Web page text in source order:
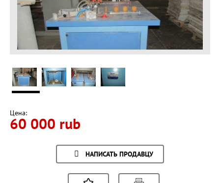
Цена:
60 000 rub
НАПИСАТЬ ПРОДАВЦУ